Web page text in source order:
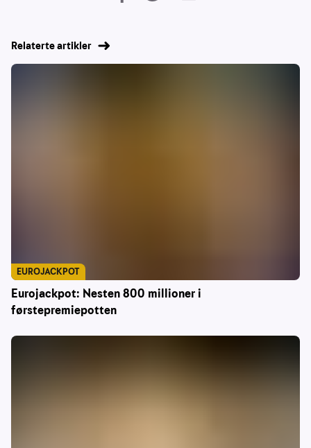
Relaterte artikler
Eurojackpot: Nesten 800 millioner i
førstepremiepotten
EUROJACKPOT